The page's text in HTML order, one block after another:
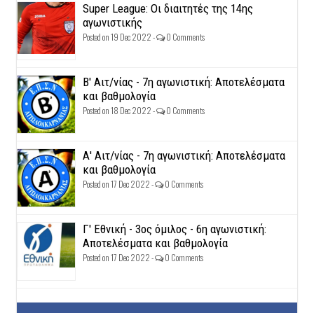
Super League: Οι διαιτητές της 14ης
αγωνιστικής
Posted on 19 Dec 2022 - 0 Comments
Β' Αιτ/νίας - 7η αγωνιστική: Αποτελέσματα
και βαθμολογία
Posted on 18 Dec 2022 - 0 Comments
Α' Αιτ/νίας - 7η αγωνιστική: Αποτελέσματα
και βαθμολογία
Posted on 17 Dec 2022 - 0 Comments
Γ' Εθνική - 3ος όμιλος - 6η αγωνιστική:
Αποτελέσματα και βαθμολογία
Posted on 17 Dec 2022 - 0 Comments